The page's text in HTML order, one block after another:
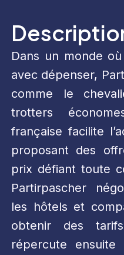
Dans un monde
avec dépenser,
comme le
trotters
française facilite
proposant des
prix défiant toute
Partirpascher
les hôtels et
obtenir des tarifs
répercute